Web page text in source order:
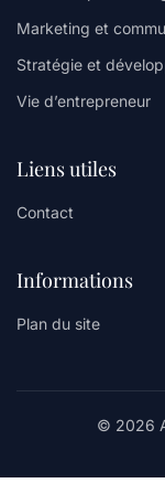
Marketing et
Stratégie et
Vie d’entrepreneur
Liens utiles
Contact
Informations
Plan du site
© 2026